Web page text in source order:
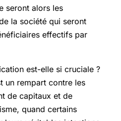
seront alors les
la société qui seront
effectifs par
est-elle si cruciale ?
un rempart contre les
de capitaux et de
quand certains